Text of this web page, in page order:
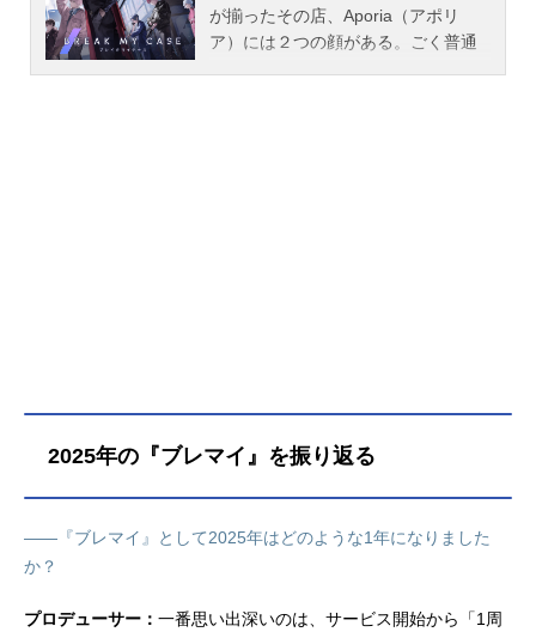
が揃ったその店、Aporia（アポリ
ア）には２つの顔がある。ごく普通
かでしたたかな彼らとの日々が始ま
ジュール2024年5月9日（木）配信開
幸【交際部】綾⼾恋：谷山紀章宇京
河：熊谷健太郎壱川春日：小松昌平
2025年の『ブレマイ』を振り返る
――『ブレマイ』として2025年はどのような1年になりました
か？
プロデューサー： 一番思い出深いのは、サービス開始から「1周